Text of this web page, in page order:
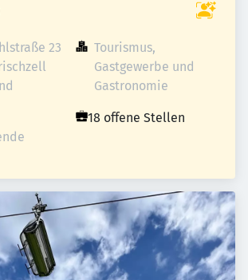
23
Tourismus,
Gastgewerbe und
Gastronomie
18 offene Stellen